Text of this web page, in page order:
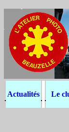
Actualités Le